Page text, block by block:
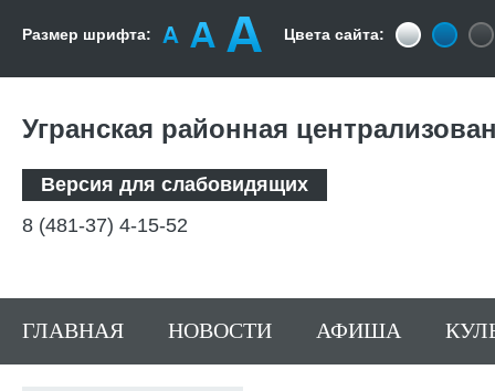
Размер шрифта: Цвета сайта:
Угранская районная
Версия для слабовидящих
8 (481-37) 4-15-52
ГЛАВНАЯ НОВОСТИ АФИША